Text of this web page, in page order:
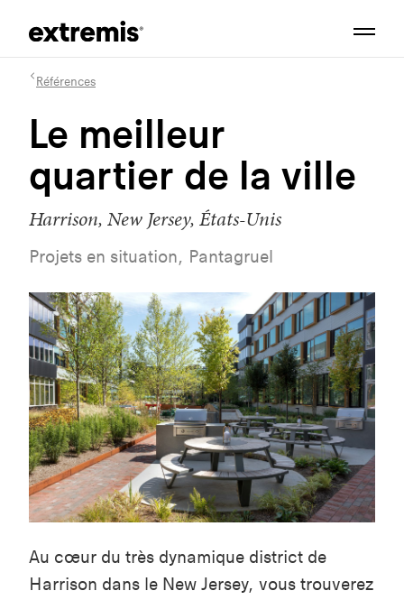
Références
Le meilleur
quartier de la ville
Harrison, New Jersey, États-Unis
Projets en situation, Pantagruel
Au cœur du très dynamique district de
Harrison dans le New Jersey, vous trouverez